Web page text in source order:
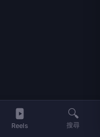
Reels
🔍
搜尋